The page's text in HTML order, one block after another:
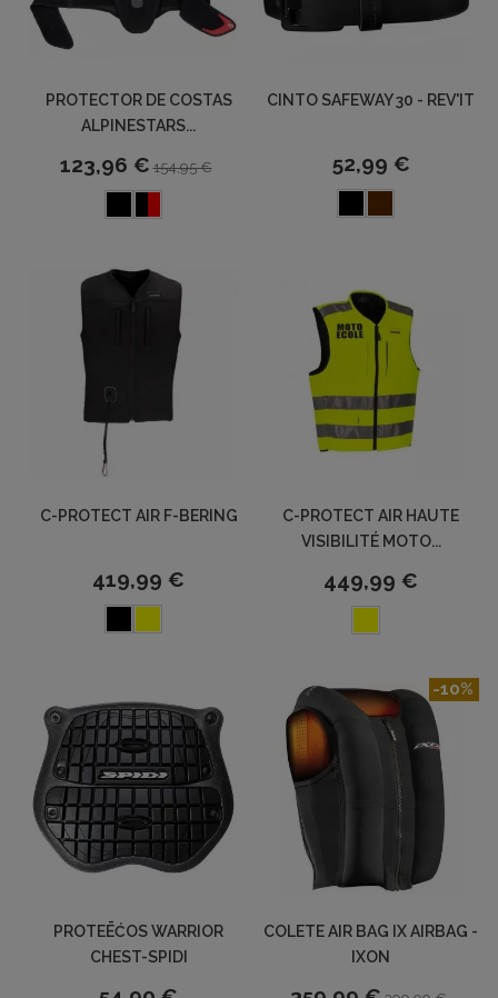
PROTECTOR DE COSTAS
ALPINESTARS...
123,96 € 154,95 €
CINTO SAFEWAY 30 - REV'IT
52,99 €
C-PROTECT AIR F-BERING
419,99 €
C-PROTECT AIR HAUTE
VISIBILITÉ MOTO...
449,99 €
PROTEĒĆOS WARRIOR
CHEST-SPIDI
COLETE AIR BAG IX AIRBAG -
IXON
-10%